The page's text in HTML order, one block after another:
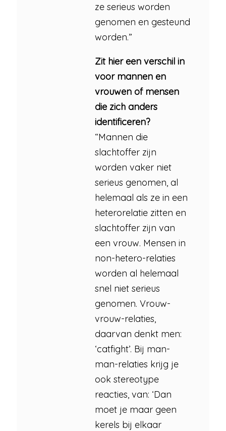
ze serieus worden
genomen en gesteund
worden.”
Zit hier een verschil in
voor mannen en
vrouwen of mensen
die zich anders
identificeren?
“Mannen die
slachtoffer zijn
worden vaker niet
serieus genomen, al
helemaal als ze in een
heterorelatie zitten en
slachtoffer zijn van
een vrouw. Mensen in
non-hetero-relaties
worden al helemaal
snel niet serieus
genomen. Vrouw-
vrouw-relaties,
daarvan denkt men:
‘catfight’. Bij man-
man-relaties krijg je
ook stereotype
reacties, van: ‘Dan
moet je maar geen
kerels bij elkaar